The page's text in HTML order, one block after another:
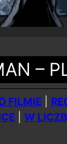
–
FILMIE|
| W